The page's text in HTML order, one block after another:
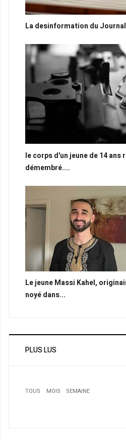
La desinformation du
le corps d'un jeune de 14
démembré....
Le jeune Massi Kahel,
noyé dans...
PLUS LUS
TOUS MOIS
SEMAINE